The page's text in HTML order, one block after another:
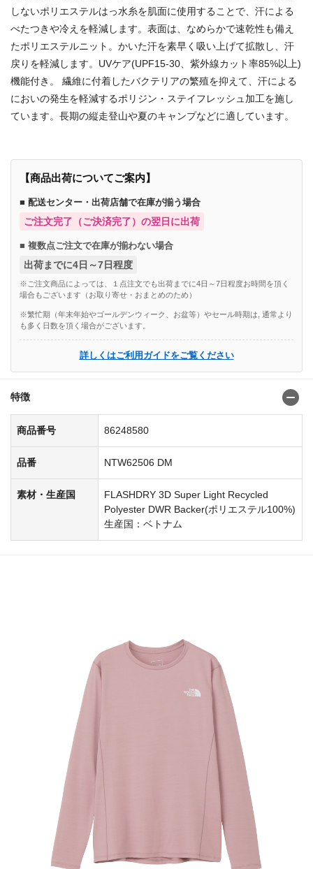
しないポリエステルはっ水糸を肌面に使用することで、汗による
べたつきや冷えを軽減します。表面は、なめらかで速乾性も備え
たポリエステルニット。かいた汗を素早く吸い上げて拡散し、汗
戻りを軽減します。UVケア(UPF15-30、紫外線カット率85%以上)
機能付き。 繊維に付着したバクテリアの繁殖を抑えて、汗による
においの発生を軽減するポリジン・ステイフレッシュ加工を施し
ています。長期の縦走登山や夏のキャンプなどに適しています。
【商品出荷についてご案内】
■ 配送センター・出荷店舗で在庫が揃う場合
ご注文完了（ご決済完了）の翌日に出荷
■ 複数点ご注文で在庫が揃わない場合
出荷までに4日～7日程度
※ご注文商品によっては、１点注文でも出荷までに4日～7日程度お時間を頂く
場合もございます（お取り寄せ・おまとめのため）
※繁忙期（年末年始やゴールデンウィーク、お盆等）やセール時期は, 通常より
も多く日数を頂く場合がございます。
詳しくはご利用ガイドをご覧ください
特徴
商品番号 86248580
品番 NTW62506 DM
素材・生産国
FLASHDRY 3D Super Light Recycled
Polyester DWR Backer(ポリエステル100%)
生産国：ベトナム